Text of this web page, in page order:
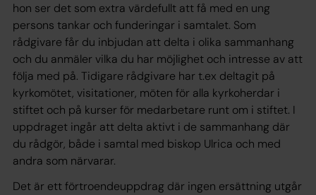
hon ser det som extra värdefullt att få med en ung
persons tankar och funderingar i samtalet. Som
rådgivare får du inbjudan att delta i olika sammanhang
och du anmäler vilka du har möjlighet och intresse av att
följa med på. Tidigare rådgivare har t.ex deltagit på
kyrkomötet, visitationer, möten för alla kyrkoherdar i
stiftet och på kurser för medarbetare runt om i stiftet. I
uppdraget ingår att delta aktivt i de sammanhang där
du rådgör, både i samtal med biskop Ulrica och med
andra som närvarar.
Det är ett förtroendeuppdrag där ingen ersättning utgår